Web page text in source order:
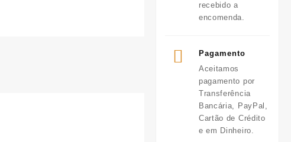
recebido a
encomenda.
Pagamento
Aceitamos
pagamento por
Transferência
Bancária, PayPal,
Cartão de Crédito
e em Dinheiro.